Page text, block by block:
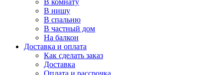
В комнату
В нишу
В спальню
В частный дом
На балкон
Доставка и оплата
Как сделать заказ
Доставка
Оплата и рассрочка